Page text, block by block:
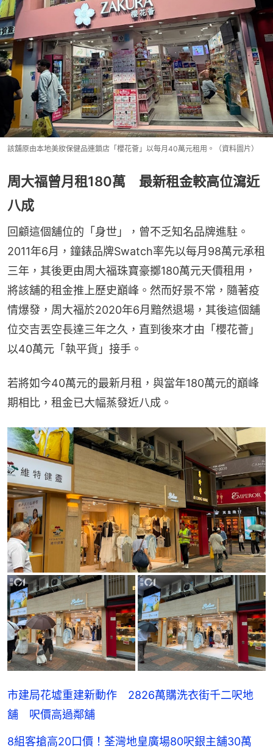
該舖原由本地美妝保健品連鎖店「櫻花薈」以每月40萬元租用。（資料圖片）
周大福曾月租180萬 最新租金較高位瀉近
八成
回顧這個舖位的「身世」，曾不乏知名品牌進駐。
2011年6月，鐘錶品牌Swatch率先以每月98萬元承租
三年，其後更由周大福珠寶豪擲180萬元天價租用，
將該舖的租金推上歷史巔峰。然而好景不常，隨著疫
情爆發，周大福於2020年6月黯然退場，其後這個舖
位交吉丟空長達三年之久，直到後來才由「櫻花薈」
以40萬元「執平貨」接手。
若將如今40萬元的最新月租，與當年180萬元的巔峰
期相比，租金已大幅蒸發近八成。
市建局花墟重建新動作 2826萬購洗衣街千二呎地
舖 呎價高過鄰舖
8組客搶高20口價！荃灣地皇廣場80呎銀主舖30萬